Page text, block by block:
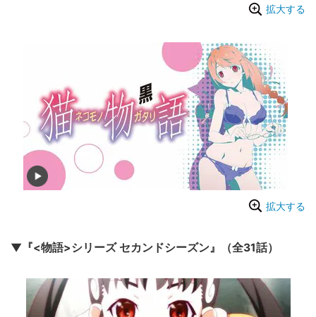
拡大する
拡大する
▼『<物語>シリーズ セカンドシーズン』（全31話）